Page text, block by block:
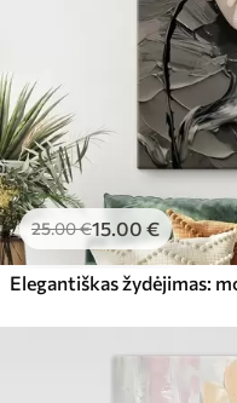
25.00€15.00 €